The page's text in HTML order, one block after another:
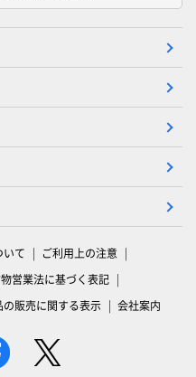
いて
ご利用上の注意
営業法に基づく表記
の販売に関する表示 会社案内